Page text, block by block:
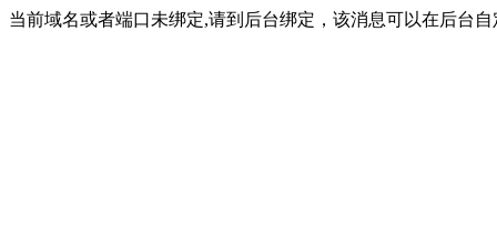
当前域名或者端口未绑定,请到后台绑定，该消息可以在后台自